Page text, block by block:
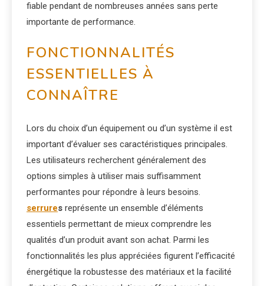
fiable pendant de nombreuses années sans perte
importante de performance.
FONCTIONNALITÉS
ESSENTIELLES À
CONNAÎTRE
Lors du choix d’un équipement ou d’un système il est
important d’évaluer ses caractéristiques principales.
Les utilisateurs recherchent généralement des
options simples à utiliser mais suffisamment
performantes pour répondre à leurs besoins.
serrures représente un ensemble d’éléments
essentiels permettant de mieux comprendre les
qualités d’un produit avant son achat. Parmi les
fonctionnalités les plus appréciées figurent l’efficacité
énergétique la robustesse des matériaux et la facilité